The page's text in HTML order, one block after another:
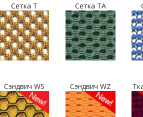
Сетка T Сетка TA
Сэндвич WS Сэндвич WZ